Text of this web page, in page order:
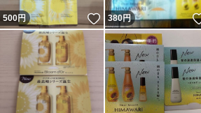
500円 いいね！
380円